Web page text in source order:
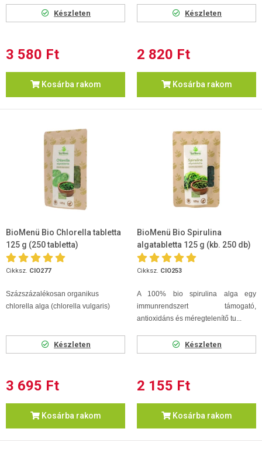
Készleten
3 580 Ft
Kosárba rakom
Készleten
2 820 Ft
Kosárba rakom
BioMenü Bio Chlorella tabletta
125 g (250 tabletta)
Cikksz. CIO277
Százszázalékosan organikus
chlorella alga (chlorella vulgaris)
Készleten
3 695 Ft
Kosárba rakom
BioMenü Bio Spirulina
algatabletta 125 g (kb. 250 db)
Cikksz. CIO253
A 100% bio spirulina alga egy
immunrendszert támogató,
antioxidáns és méregtelenítő tu...
Készleten
2 155 Ft
Kosárba rakom